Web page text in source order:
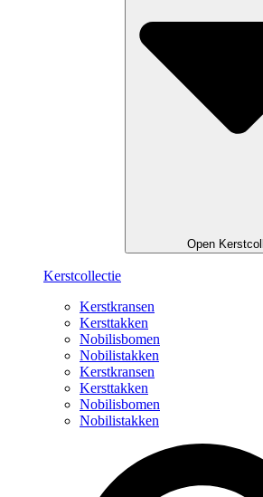
Open
Kerstcollectie
Kerstkransen
Kersttakken
Nobilisbomen
Nobilistakken
Kerstkransen
Kersttakken
Nobilisbomen
Nobilistakken